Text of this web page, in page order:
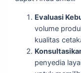
Evaluasi
volume
kualitas
penyedia